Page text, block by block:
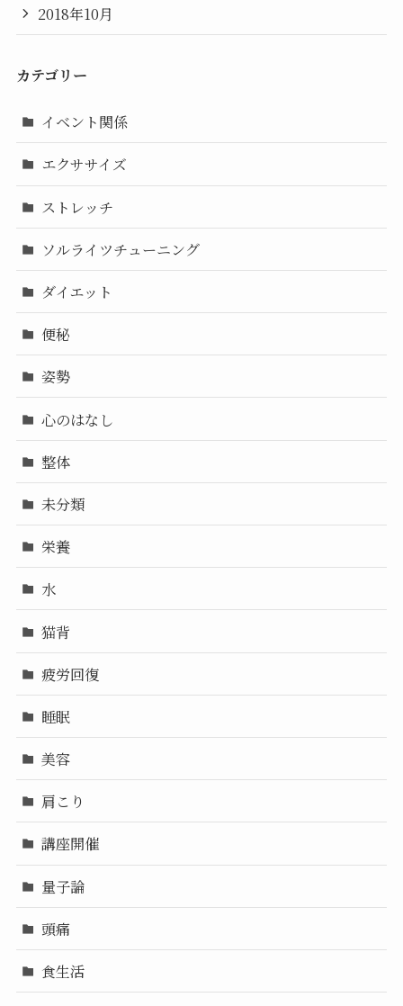
2018年10月
カテゴリー
イベント関係
エクササイズ
ストレッチ
ソルライツチューニング
ダイエット
便秘
姿勢
心のはなし
整体
未分類
栄養
水
猫背
疲労回復
睡眠
美容
肩こり
講座開催
量子論
頭痛
食生活